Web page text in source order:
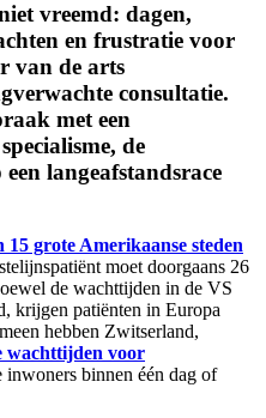
vreemd: dagen,
en frustratie voor
van de arts
consultatie.
met een
de
langeafstandsrace
15 grote Amerikaanse steden
moet doorgaans 26
de wachttijden in de VS
krijgen patiënten in Europa
hebben Zwitserland,
wachttijden voor
binnen één dag of